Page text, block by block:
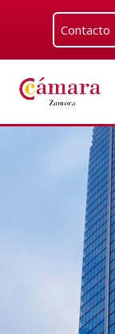
Contacto